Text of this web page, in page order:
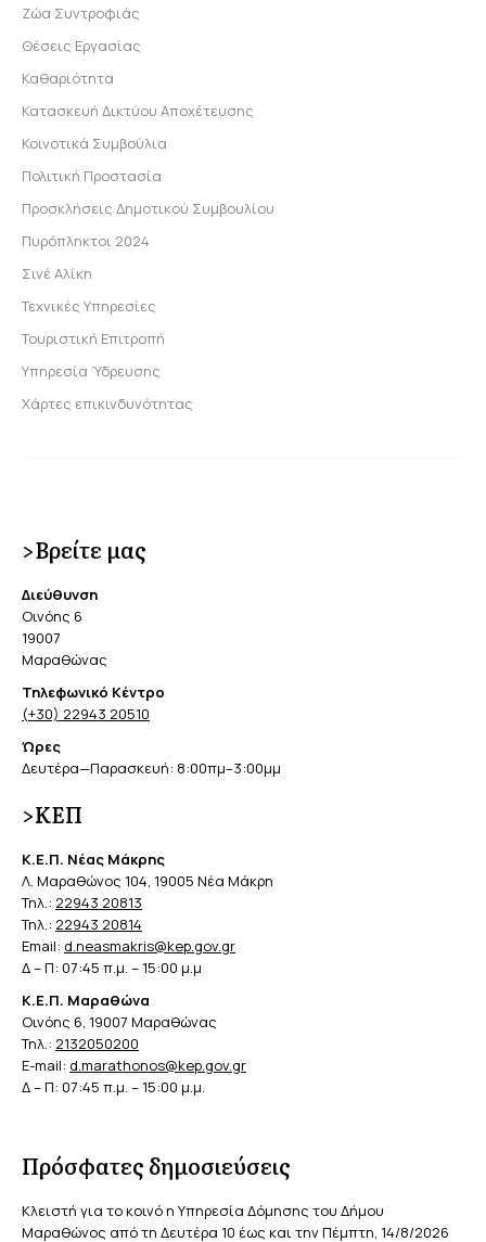
Ζώα Συντροφιάς
Θέσεις Εργασίας
Καθαριότητα
Κατασκευή Δικτύου Αποχέτευσης
Κοινοτικά Συμβούλια
Πολιτική Προστασία
Προσκλήσεις Δημοτικού Συμβουλίου
Πυρόπληκτοι 2024
Σινέ Αλίκη
Τεχνικές Υπηρεσίες
Τουριστική Επιτροπή
Υπηρεσία Ύδρευσης
Χάρτες επικινδυνότητας
>Βρείτε μας
Διεύθυνση
Οινόης 6
19007
Μαραθώνας
Τηλεφωνικό Κέντρο
(+30) 22943 20510
Ώρες
Δευτέρα—Παρασκευή: 8:00πμ–3:00μμ
>ΚΕΠ
Κ.Ε.Π. Νέας Μάκρης
Λ. Μαραθώνος 104, 19005 Νέα Μάκρη
Τηλ.: 22943 20813
Τηλ.: 22943 20814
Email: d.neasmakris@kep.gov.gr
Δ – Π: 07:45 π.μ. – 15:00 μ.μ
Κ.Ε.Π. Μαραθώνα
Οινόης 6, 19007 Μαραθώνας
Τηλ.: 2132050200
E-mail: d.marathonos@kep.gov.gr
Δ – Π: 07:45 π.μ. – 15:00 μ.μ.
Πρόσφατες δημοσιεύσεις
Κλειστή για το κοινό η Υπηρεσία Δόμησης του Δήμου
Μαραθώνος από τη Δευτέρα 10 έως και την Πέμπτη, 14/8/2026